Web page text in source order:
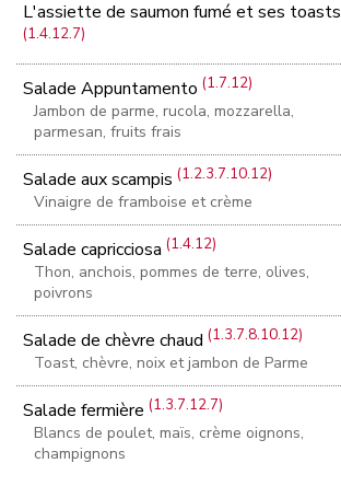
L'assiette de saumon fumé et ses toasts
(1.4.12.7)
Salade Appuntamento(1.7.12)
Jambon de parme, rucola, mozzarella,
parmesan, fruits frais
Salade aux scampis(1.2.3.7.10.12)
Vinaigre de framboise et crème
Salade capricciosa(1.4.12)
Thon, anchois, pommes de terre, olives,
poivrons
Salade de chèvre chaud(1.3.7.8.10.12)
Toast, chèvre, noix et jambon de Parme
Salade fermière(1.3.7.12.7)
Blancs de poulet, maïs, crème oignons,
champignons